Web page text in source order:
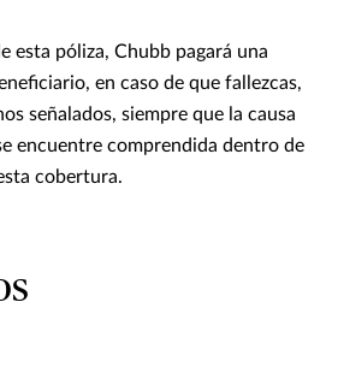
esta póliza, Chubb pagará una
en caso de que fallezcas,
señalados, siempre que la causa
encuentre comprendida dentro de
cobertura.